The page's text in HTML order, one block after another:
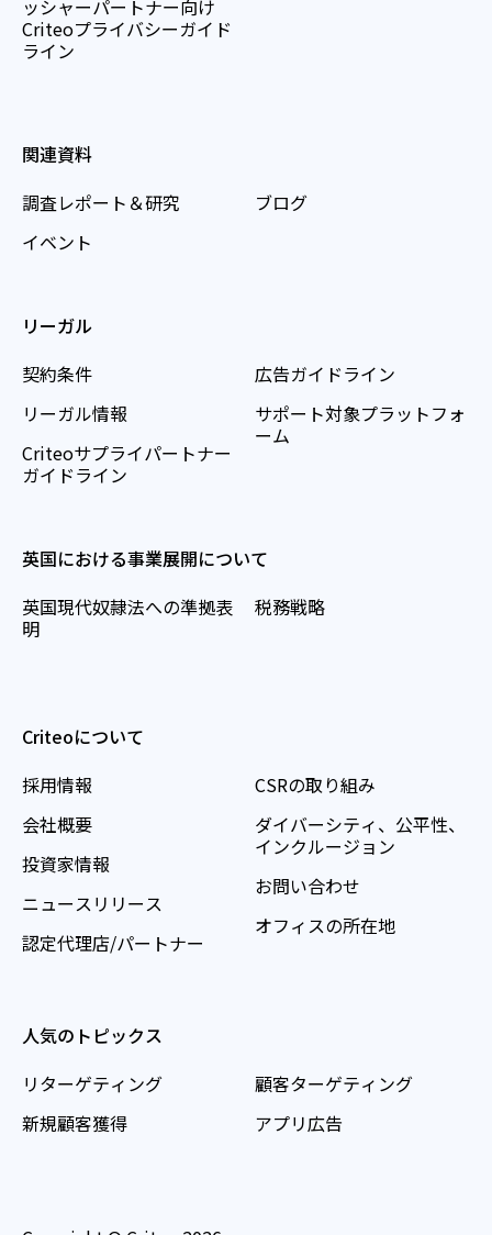
ッシャーパートナー向け
Criteoプライバシーガイド
ライン
関連資料
調査レポート＆研究
イベント
ブログ
リーガル
契約条件
リーガル情報
Criteoサプライパートナー
ガイドライン
広告ガイドライン
サポート対象プラットフォ
ーム
英国における事業展開について
英国現代奴隷法への準拠表
明
税務戦略
Criteoについて
採用情報
会社概要
投資家情報
ニュースリリース
認定代理店/パートナー
CSRの取り組み
ダイバーシティ、公平性、
インクルージョン
お問い合わせ
オフィスの所在地
人気のトピックス
リターゲティング
新規顧客獲得
顧客ターゲティング
アプリ広告